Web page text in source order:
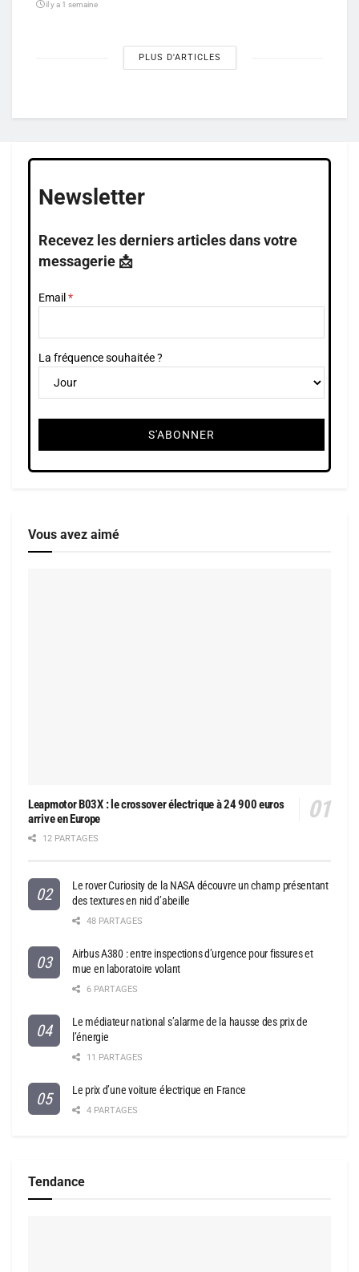
il y a 1 semaine
PLUS D'ARTICLES
Newsletter
Recevez les derniers articles dans votre
messagerie 📩
Email
La fréquence souhaitée ?
Vous avez aimé
Leapmotor B03X : le crossover électrique à 24 900 euros
arrive en Europe
12 PARTAGES
Le rover Curiosity de la NASA découvre un champ présentant
des textures en nid d’abeille
48 PARTAGES
Airbus A380 : entre inspections d’urgence pour fissures et
mue en laboratoire volant
6 PARTAGES
Le médiateur national s’alarme de la hausse des prix de
l’énergie
11 PARTAGES
Le prix d’une voiture électrique en France
4 PARTAGES
Tendance